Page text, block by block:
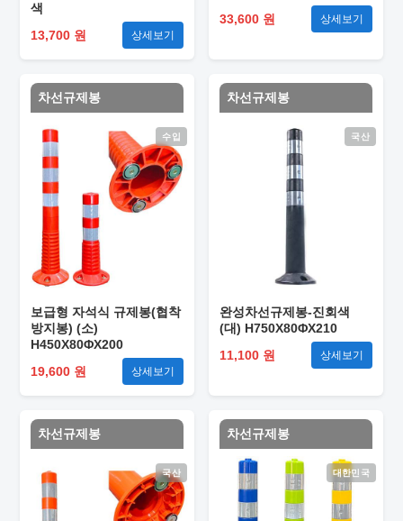
색
13,700 원
상세보기
33,600 원
상세보기
차선규제봉
수입
보급형 자석식 규제봉(협착
방지봉) (소)
H450X80ΦX200
19,600 원
상세보기
차선규제봉
국산
완성차선규제봉-진회색
(대) H750X80ΦX210
11,100 원
상세보기
차선규제봉
국산
차선규제봉
대한민국